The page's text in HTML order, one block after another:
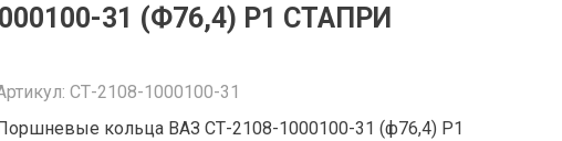
31 (Ф76,4) Р1 СТАПРИ
СТ-2108-1000100-31
кольца ВАЗ СТ-2108-1000100-31 (ф76,4) Р1